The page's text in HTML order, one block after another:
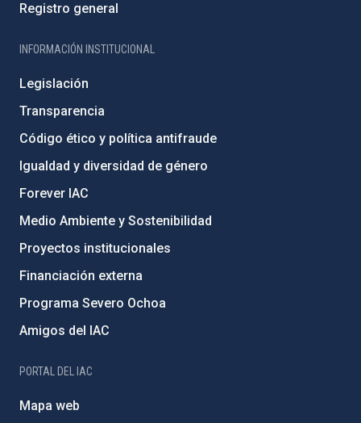
Registro general
INFORMACIÓN INSTITUCIONAL
Legislación
Transparencia
Código ético y política antifraude
Igualdad y diversidad de género
Forever IAC
Medio Ambiente y Sostenibilidad
Proyectos institucionales
Financiación externa
Programa Severo Ochoa
Amigos del IAC
PORTAL DEL IAC
Mapa web